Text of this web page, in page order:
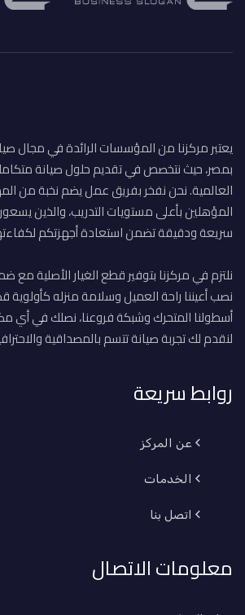
يعتبر مركزنا من المؤسسات الرائدة في مجال
بمصر، حيث نتخصص في تقديم حلول صيانة
العالمية. نحن نفخر بفريق عمل يضم نخبة من
المؤهلين بأعلى مستويات التدريب، والذين
سريعة ودقيقة تضمن استعادة أجهزتكم
نلتزم في مركزنا بتوفير قطع الغيار الأصلية
نصب أعيننا راحة العميل وسلامة منزله
أسطولنا المتحرك وشبكة فروعنا، نصلك في أي
لنقدم لك تجربة صيانة تتسم بالمصداقية
روابط سريعة
عن المركز
الخدمات
اتصل بنا
معلومات الاتصال